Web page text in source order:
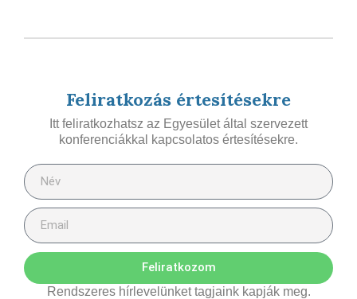
Feliratkozás értesítésekre
Itt feliratkozhatsz az Egyesület által szervezett
konferenciákkal kapcsolatos értesítésekre.
Feliratkozom
Rendszeres hírlevelünket tagjaink kapják meg.